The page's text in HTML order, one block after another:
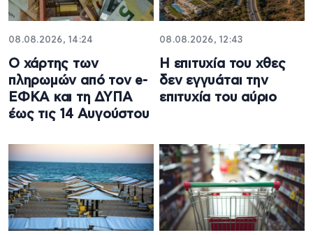
08.08.2026, 14:24
Ο χάρτης των
πληρωμών από τον e-
ΕΦΚΑ και τη ΔΥΠΑ
έως τις 14 Αυγούστου
08.08.2026, 12:43
Η επιτυχία του χθες
δεν εγγυάται την
επιτυχία του αύριο